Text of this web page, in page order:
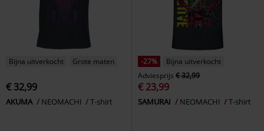
Bijna uitverkocht Grote maten
€ 32,99
AKUMA NEOMACHI T-shirt
-27%
Bijna uitverkocht
Adviesprijs € 32,99
€ 23,99
SAMURAI NEOMACHI T-shirt